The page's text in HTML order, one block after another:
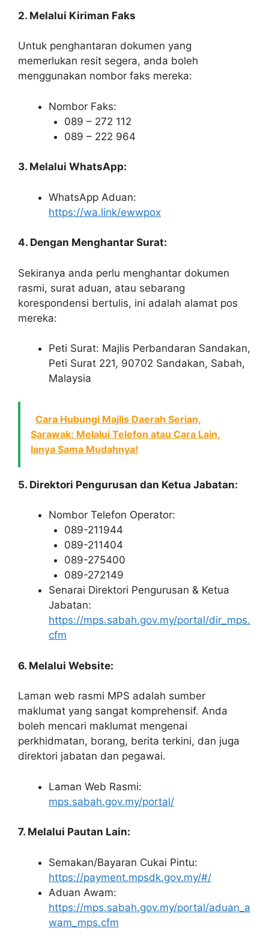
2. Melalui Kiriman Faks
Untuk penghantaran dokumen yang
memerlukan resit segera, anda boleh
menggunakan nombor faks mereka:
Nombor Faks:
089 – 272 112
089 – 222 964
3. Melalui WhatsApp:
WhatsApp Aduan:
https://wa.link/ewwpox
4. Dengan Menghantar Surat:
Sekiranya anda perlu menghantar dokumen
rasmi, surat aduan, atau sebarang
korespondensi bertulis, ini adalah alamat pos
mereka:
Peti Surat: Majlis Perbandaran Sandakan,
Peti Surat 221, 90702 Sandakan, Sabah,
Malaysia
Cara Hubungi Majlis Daerah Serian,
Sarawak: Melalui Telefon atau Cara Lain,
Ianya Sama Mudahnya!
5. Direktori Pengurusan dan Ketua Jabatan:
Nombor Telefon Operator:
089-211944
089-211404
089-275400
089-272149
Senarai Direktori Pengurusan & Ketua
Jabatan:
https://mps.sabah.gov.my/portal/dir_mps.
cfm
6. Melalui Website:
Laman web rasmi MPS adalah sumber
maklumat yang sangat komprehensif. Anda
boleh mencari maklumat mengenai
perkhidmatan, borang, berita terkini, dan juga
direktori jabatan dan pegawai.
Laman Web Rasmi:
mps.sabah.gov.my/portal/
7. Melalui Pautan Lain:
Semakan/Bayaran Cukai Pintu:
https://payment.mpsdk.gov.my/#/
Aduan Awam:
https://mps.sabah.gov.my/portal/aduan_a
wam_mps.cfm